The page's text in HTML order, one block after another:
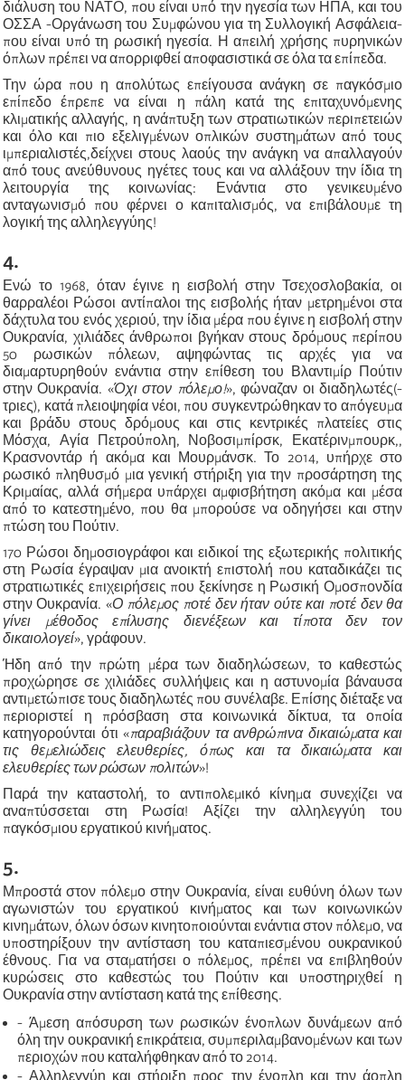
διάλυση του ΝΑΤΟ, που είναι υπό την ηγεσία των ΗΠΑ, και του
ΟΣΣΑ -Οργάνωση του Συμφώνου για τη Συλλογική Ασφάλεια-
που είναι υπό τη ρωσική ηγεσία. Η απειλή χρήσης πυρηνικών
όπλων πρέπει να απορριφθεί αποφασιστικά σε όλα τα επίπεδα.
Την ώρα που η απολύτως επείγουσα ανάγκη σε παγκόσμιο
επίπεδο έπρεπε να είναι η πάλη κατά της επιταχυνόμενης
κλιματικής αλλαγής, η ανάπτυξη των στρατιωτικών περιπετειών
και όλο και πιο εξελιγμένων οπλικών συστημάτων από τους
ιμπεριαλιστές,δείχνει στους λαούς την ανάγκη να απαλλαγούν
από τους ανεύθυνους ηγέτες τους και να αλλάξουν την ίδια τη
λειτουργία της κοινωνίας: Ενάντια στο γενικευμένο
ανταγωνισμό που φέρνει ο καπιταλισμός, να επιβάλουμε τη
λογική της αλληλεγγύης!
4.
Ενώ το 1968, όταν έγινε η εισβολή στην Τσεχοσλοβακία, οι
θαρραλέοι Ρώσοι αντίπαλοι της εισβολής ήταν μετρημένοι στα
δάχτυλα του ενός χεριού, την ίδια μέρα που έγινε η εισβολή στην
Ουκρανία, χιλιάδες άνθρωποι βγήκαν στους δρόμους περίπου
50 ρωσικών πόλεων, αψηφώντας τις αρχές για να
διαμαρτυρηθούν ενάντια στην επίθεση του Βλαντιμίρ Πούτιν
στην Ουκρανία. «Όχι στον πόλεμο!», φώναζαν οι διαδηλωτές(-
τριες), κατά πλειοψηφία νέοι, που συγκεντρώθηκαν το απόγευμα
και βράδυ στους δρόμους και στις κεντρικές πλατείες στις
Μόσχα, Αγία Πετρούπολη, Νοβοσιμπίρσκ, Εκατέρινμπουρκ,,
Κρασνοντάρ ή ακόμα και Μουρμάνσκ. Το 2014, υπήρχε στο
ρωσικό πληθυσμό μια γενική στήριξη για την προσάρτηση της
Κριμαίας, αλλά σήμερα υπάρχει αμφισβήτηση ακόμα και μέσα
από το κατεστημένο, που θα μπορούσε να οδηγήσει και στην
πτώση του Πούτιν.
170 Ρώσοι δημοσιογράφοι και ειδικοί της εξωτερικής πολιτικής
στη Ρωσία έγραψαν μια ανοικτή επιστολή που καταδικάζει τις
στρατιωτικές επιχειρήσεις που ξεκίνησε η Ρωσική Ομοσπονδία
στην Ουκρανία. «Ο πόλεμος ποτέ δεν ήταν ούτε και ποτέ δεν θα
γίνει μέθοδος επίλυσης διενέξεων και τίποτα δεν τον
δικαιολογεί», γράφουν.
Ήδη από την πρώτη μέρα των διαδηλώσεων, το καθεστώς
προχώρησε σε χιλιάδες συλλήψεις και η αστυνομία βάναυσα
αντιμετώπισε τους διαδηλωτές που συνέλαβε. Επίσης διέταξε να
περιοριστεί η πρόσβαση στα κοινωνικά δίκτυα, τα οποία
κατηγορούνται ότι «παραβιάζουν τα ανθρώπινα δικαιώματα και
τις θεμελιώδεις ελευθερίες, όπως και τα δικαιώματα και
ελευθερίες των ρώσων πολιτών»!
Παρά την καταστολή, το αντιπολεμικό κίνημα συνεχίζει να
αναπτύσσεται στη Ρωσία! Αξίζει την αλληλεγγύη του
παγκόσμιου εργατικού κινήματος.
5.
Μπροστά στον πόλεμο στην Ουκρανία, είναι ευθύνη όλων των
αγωνιστών του εργατικού κινήματος και των κοινωνικών
κινημάτων, όλων όσων κινητοποιούνται ενάντια στον πόλεμο, να
υποστηρίξουν την αντίσταση του καταπιεσμένου ουκρανικού
έθνους. Για να σταματήσει ο πόλεμος, πρέπει να επιβληθούν
κυρώσεις στο καθεστώς του Πούτιν και υποστηριχθεί η
Ουκρανία στην αντίσταση κατά της επίθεσης.
- Άμεση απόσυρση των ρωσικών ένοπλων δυνάμεων από
όλη την ουκρανική επικράτεια, συμπεριλαμβανομένων και των
περιοχών που καταλήφθηκαν από το 2014.
- Αλληλεγγύη και στήριξη προς την ένοπλη και την άοπλη